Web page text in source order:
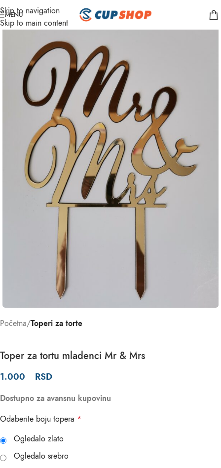
Skip to navigation
Skip to main content
MENU
Početna Toperi za torte
Toper za tortu mladenci Mr & Mrs
1.000 RSD
Dostupno za avansnu kupovinu
Odaberite boju topera *
Ogledalo zlato
Ogledalo srebro